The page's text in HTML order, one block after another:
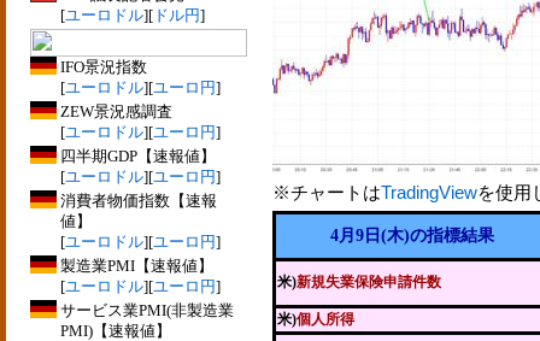
[ユーロドル][ ドル円]
IFO景況指数
[ユーロドル][ユーロ円]
ZEW景況感調査
[ユーロドル][ユーロ円]
四半期GDP【速報値】
[ユーロドル][ユーロ円]
消費者物価指数【速報
値】
[ユーロドル][ユーロ円]
製造業PMI【速報値】
[ユーロドル][ユーロ円]
サービス業PMI(非製造業
PMI)【速報値】
※チャートはTradingViewを使用
4月9日(木)の指標結果
米)新規失業保険申請件数
米)個人所得